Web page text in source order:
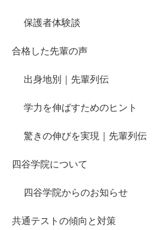
保護者体験談
合格した先輩の声
出身地別｜先輩列伝
学力を伸ばすためのヒント
驚きの伸びを実現｜先輩列伝
四谷学院について
四谷学院からのお知らせ
共通テストの傾向と対策